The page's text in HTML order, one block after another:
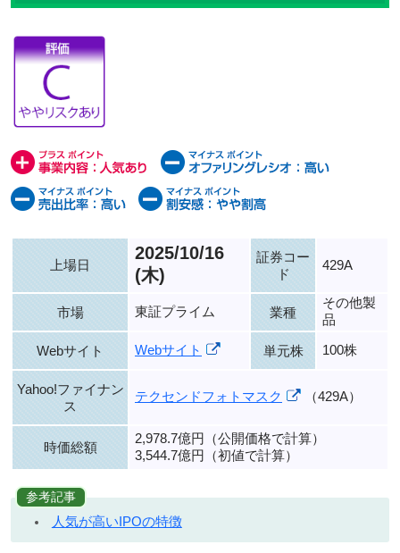
上場日
2025/10/16
(木)
証券コー
ド
429A
市場 東証プライム 業種
その他製
品
Webサイト Webサイト 単元株 100株
Yahoo!ファイナン
ス
テクセンドフォトマスク （429A）
時価総額
2,978.7億円（公開価格で計算）
3,544.7億円（初値で計算）
参考記事
人気が高いIPOの特徴